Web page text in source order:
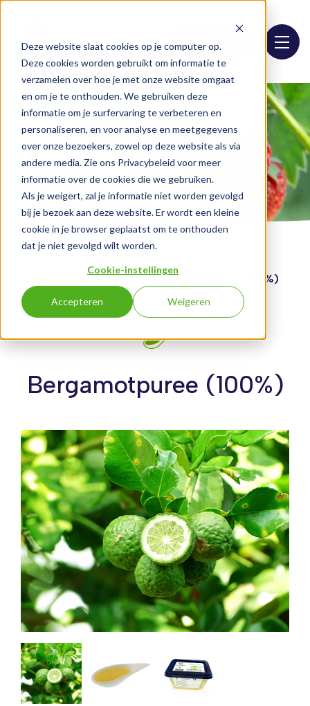
Deze website slaat cookies op je computer op.
Deze cookies worden gebruikt om informatie te
verzamelen over hoe je met onze website omgaat
en om je te onthouden. We gebruiken deze
informatie om je surfervaring te verbeteren en
personaliseren, en voor analyse en meetgegevens
over onze bezoekers, zowel op deze website als via
andere media. Zie ons Privacybeleid voor meer
informatie over de cookies die we gebruiken.
Als je weigert, zal je informatie niet worden gevolgd
bij je bezoek aan deze website. Er wordt een kleine
cookie in je browser geplaatst om te onthouden
dat je niet gevolgd wilt worden.
Cookie-instellingen
Accepteren Weigeren
Bestel hier
Assortiment Bergamotpuree (100%)
Bergamotpuree (100%)